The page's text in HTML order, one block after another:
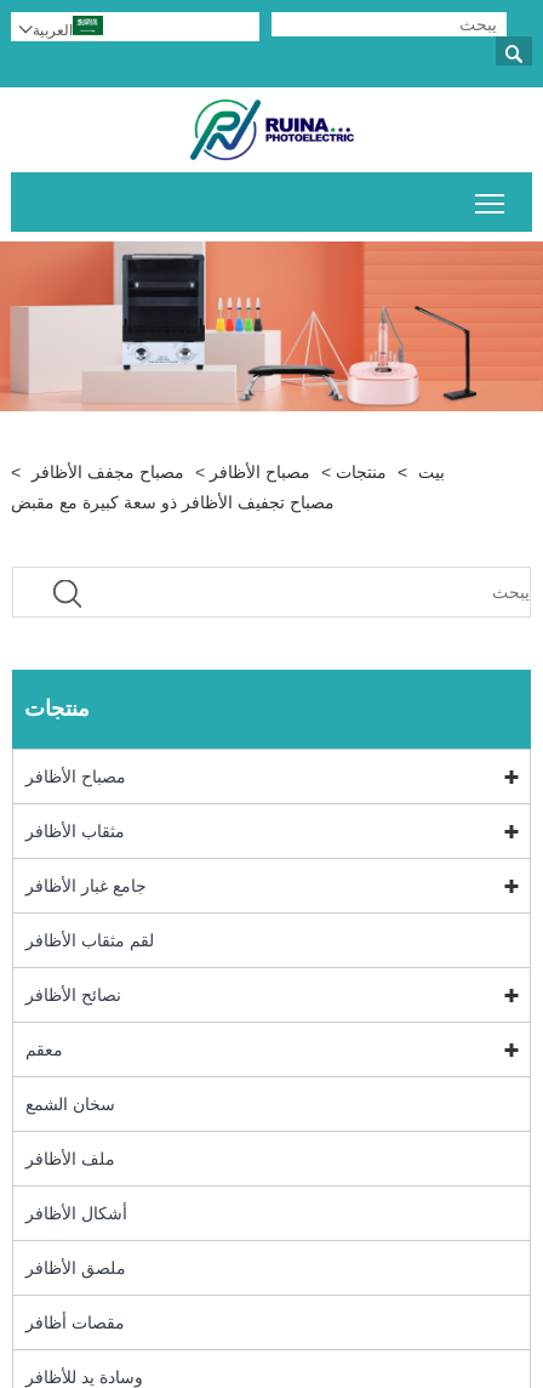

العربية
بيت > منتجات > مصباح الأظافر > مصباح مجفف الأظافر
>
مصباح تجفيف الأظافر ذو سعة كبيرة مع مقبض
منتجات
مصباح الأظافر
مثقاب الأظافر
جامع غبار الأظافر
لقم مثقاب الأظافر
نصائح الأظافر
معقم
سخان الشمع
ملف الأظافر
أشكال الأظافر
ملصق الأظافر
مقصات أظافر
وسادة يد للأظافر